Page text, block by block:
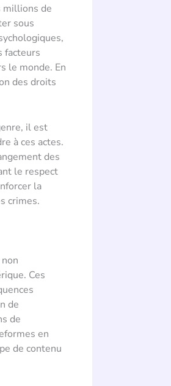
millions de
sous
facteurs
le monde. En
des droits
il est
à ces actes.
des
le respect
la
crimes.
Ces
de
de
en
de contenu